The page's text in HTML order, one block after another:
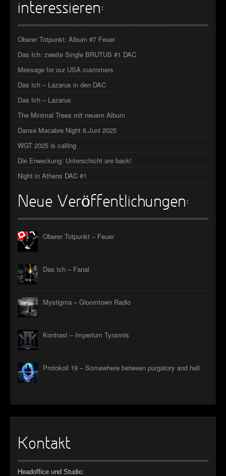
►
►
►
►
►
►
interessieren:
Oberer Totpunkt: Album #7 Feuer
Das Ich: zweite Single BRUTUS #1 DAC
Message for our USA customers
Das Ich – Lazarus in den DAC
Das Ich – Lazarus
The Minimal Trees mit neuem Album
Danse Macabre Night 6.Juni 2025
WGT 2025 is calling
Die Erweckung: Unterschicht are back!
Night in Athens DAC #1
Neue Veröffentlichungen:
Oberer Totpunkt – Feuer
Das Ich – Fanal
Mystigma – Gloomtown Radio
Kontrast – Imperium Tyrannis
Protokoll 19 – Somewhere between purgatory and hell
Kontakt
Headoffice und Studio: